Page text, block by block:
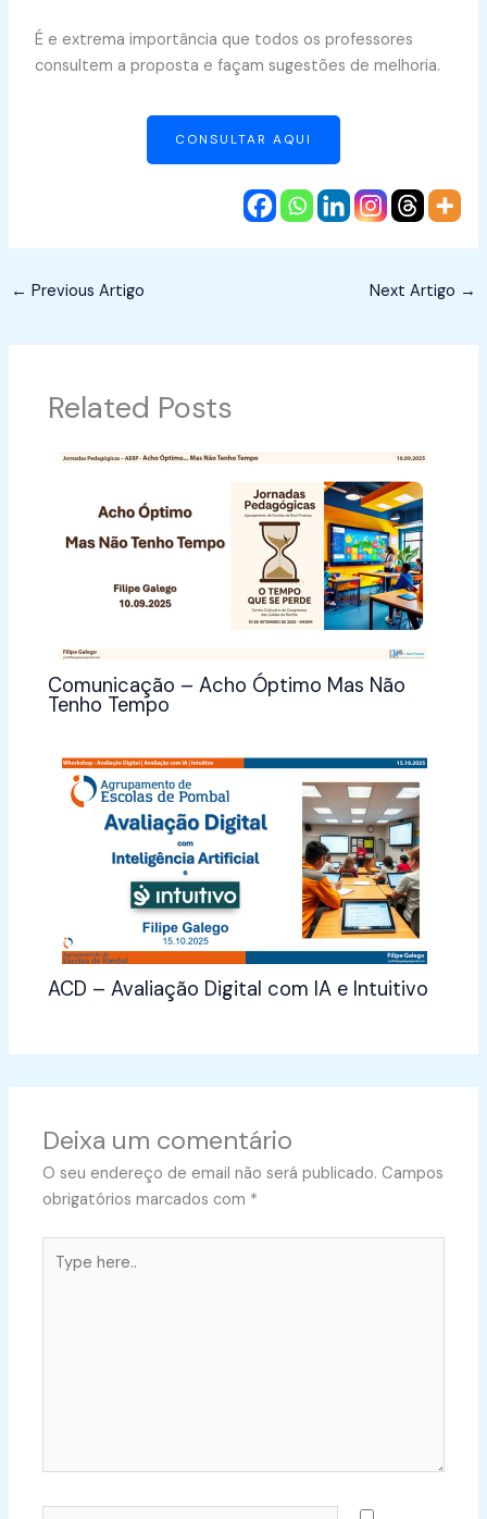
É e extrema importância que todos os professores
consultem a proposta e façam sugestões de melhoria.
CONSULTAR AQUI
← Previous Artigo Next Artigo →
Related Posts
Comunicação – Acho Óptimo Mas Não
Tenho Tempo
ACD – Avaliação Digital com IA e Intuitivo
Deixa um comentário
O seu endereço de email não será publicado. Campos
obrigatórios marcados com *
here..